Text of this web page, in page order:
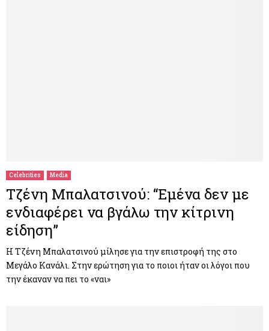
Celebrities Media
Τζένη Μπαλατσινού: “Εμένα δεν με
ενδιαφέρει να βγάλω την κίτρινη
είδηση”
Η Τζένη Μπαλατσινού μίλησε για την επιστροφή της στο
Μεγάλο Κανάλι. Στην ερώτηση για το ποιοι ήταν οι λόγοι που
την έκαναν να πει το «ναι»